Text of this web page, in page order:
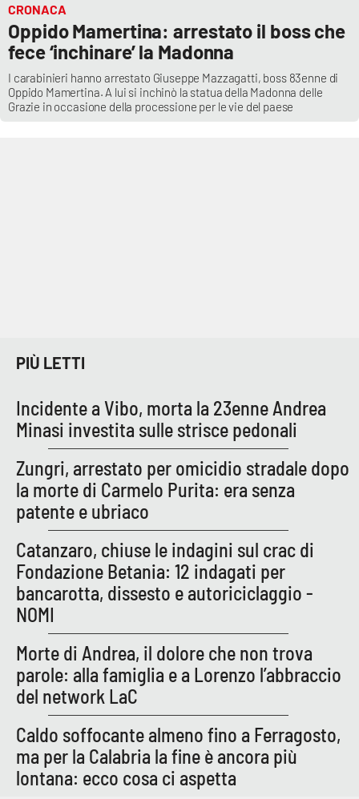
RUBRICHE
Good Morning Vietnam
Parchi Marini Calabria
LaC TV
LaC Network
LaC OnAir
EDIZIONI
LOCALI
Crotone
Vibo Valentia
Reggio Calabria
Cosenza
Lamezia Terme
CRONACA
Oppido Mamertina: arrestato il boss che
fece ‘inchinare’ la Madonna
I carabinieri hanno arrestato Giuseppe Mazzagatti, boss 83enne di
Oppido Mamertina. A lui si inchinò la statua della Madonna delle
Grazie in occasione della processione per le vie del paese
PIÙ LETTI
Incidente a Vibo, morta la 23enne Andrea
Minasi investita sulle strisce pedonali
Zungri, arrestato per omicidio stradale dopo
la morte di Carmelo Purita: era senza
patente e ubriaco
Catanzaro, chiuse le indagini sul crac di
Fondazione Betania: 12 indagati per
bancarotta, dissesto e autoriciclaggio -
NOMI
Morte di Andrea, il dolore che non trova
parole: alla famiglia e a Lorenzo l’abbraccio
del network LaC
Caldo soffocante almeno fino a Ferragosto,
ma per la Calabria la fine è ancora più
lontana: ecco cosa ci aspetta